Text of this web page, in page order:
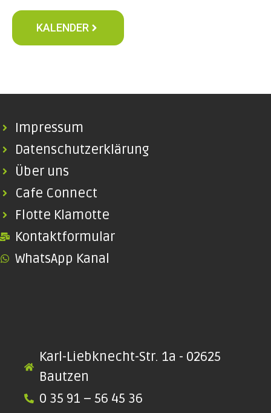
KALENDER
Impressum
Datenschutzerklärung
Über uns
Cafe Connect
Flotte Klamotte
Kontaktformular
WhatsApp Kanal
Karl-Liebknecht-Str. 1a - 02625
Bautzen
0 35 91 – 56 45 36